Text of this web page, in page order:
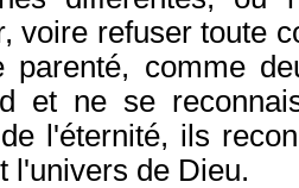
voire refuser toute
parenté, comme
et ne se
l'éternité, ils
l'univers de Dieu.